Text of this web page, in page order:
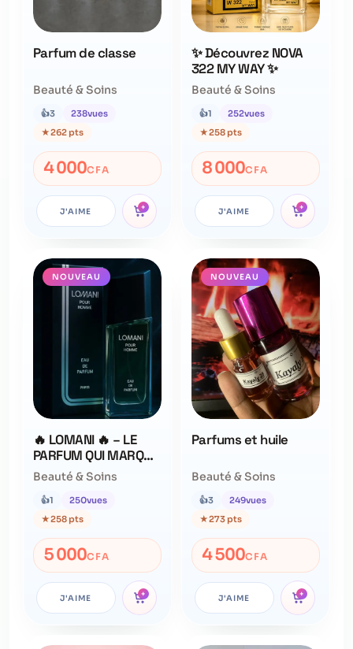
Parfum de classe
Beauté & Soins
👍3 238vues
★262 pts
4 000CFA
J'AIME +
✨ Découvrez NOVA
322 MY WAY ✨
Beauté & Soins
👍1 252vues
★258 pts
8 000CFA
J'AIME +
NOUVEAU
🔥 LOMANI 🔥 – LE
PARFUM QUI MARQUE
LES ESPRIT
Beauté & Soins
👍1 250vues
★258 pts
5 000CFA
J'AIME +
NOUVEAU
Parfums et huile
Beauté & Soins
👍3 249vues
★273 pts
4 500CFA
J'AIME +